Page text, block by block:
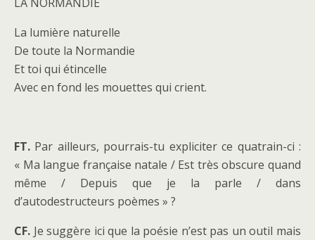
La lumière naturelle
De toute la Normandie
Et toi qui étincelle
Avec en fond les mouettes qui crient.
FT. Par ailleurs, pourrais-tu expliciter ce quatrain-ci :
« Ma langue française natale / Est très obscure quand
même / Depuis que je la parle / dans
d’autodestructeurs poèmes » ?
CF. Je suggère ici que la poésie n’est pas un outil mais